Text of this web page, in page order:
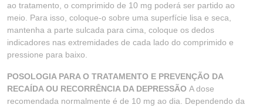
ao tratamento, o comprimido de 10 mg poderá ser partido ao
meio. Para isso, coloque-o sobre uma superfície lisa e seca,
mantenha a parte sulcada para cima, coloque os dedos
indicadores nas extremidades de cada lado do comprimido e
pressione para baixo.
POSOLOGIA PARA O TRATAMENTO E PREVENÇÃO DA
RECAÍDA OU RECORRÊNCIA DA DEPRESSÃO A dose
recomendada normalmente é de 10 mg ao dia. Dependendo da